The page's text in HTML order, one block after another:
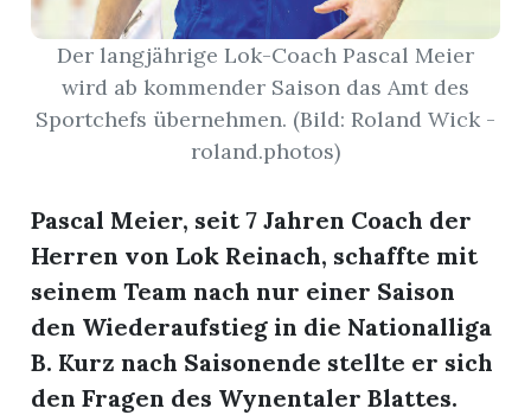
Der langjährige Lok-Coach Pascal Meier
wird ab kommender Saison das Amt des
Sportchefs übernehmen. (Bild: Roland Wick -
roland.photos)
Pascal Meier, seit 7 Jahren Coach der
Herren von Lok Reinach, schaffte mit
seinem Team nach nur einer Saison
den Wiederaufstieg in die Nationalliga
B. Kurz nach Saisonende stellte er sich
den Fragen des Wynentaler Blattes.